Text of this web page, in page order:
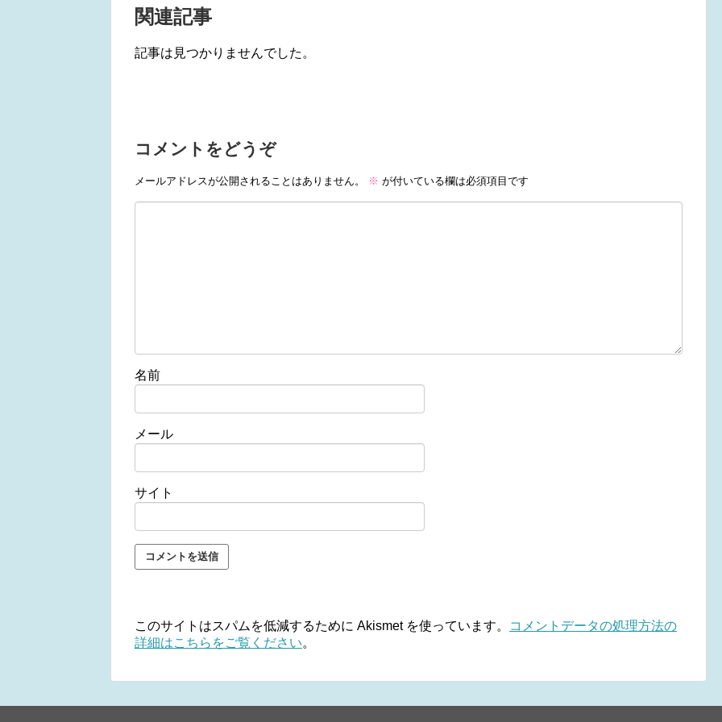
関連記事
記事は見つかりませんでした。
コメントをどうぞ
メールアドレスが公開されることはありません。 ※ が付いている欄は必須項目です
名前
メール
サイト
このサイトはスパムを低減するために Akismet を使っています。
コメントデータの処理方法の
詳細はこちらをご覧ください。